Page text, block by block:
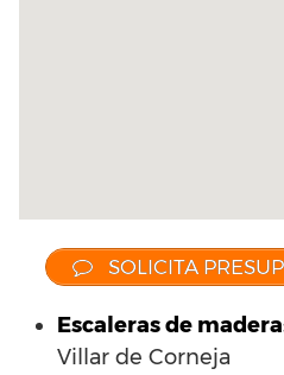
SOLICITA
Escaleras de
Villar de Corneja